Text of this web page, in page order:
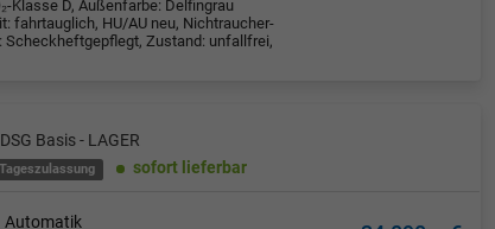
Klasse D, Außenfarbe: Delfingrau
fahrtauglich, HU/AU neu, Nichtraucher-
Scheckheftgepflegt, Zustand: unfallfrei,
Basis - LAGER
sofort lieferbar
Automatik